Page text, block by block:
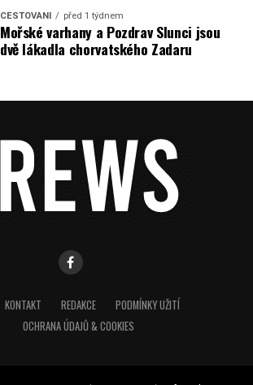
CESTOVÁNÍ před 1 týdnem
Mořské varhany a Pozdrav Slunci jsou
dvě lákadla chorvatského Zadaru
KONTAKT REDAKCE
PODMÍNKY UŽITÍ
OCHRANA ÚDAJŮ & COOKIES